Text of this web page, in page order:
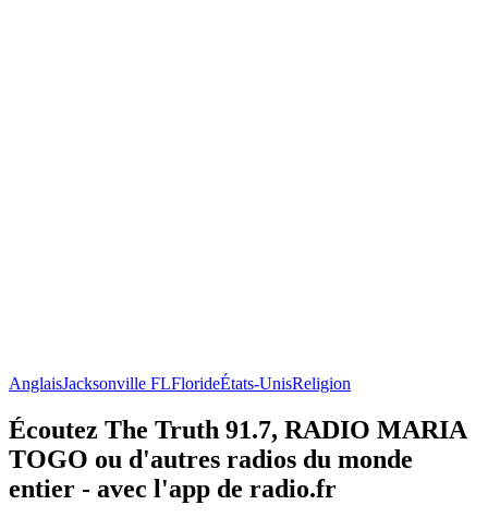
AnglaisJacksonville FLFlorideÉtats-UnisReligion
Écoutez The Truth 91.7, RADIO MARIA
TOGO ou d'autres radios du monde
entier - avec l'app de radio.fr